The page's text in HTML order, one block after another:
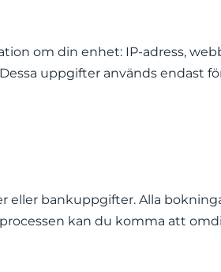
om din enhet: IP-adress,
uppgifter används endast
bankuppgifter. Alla
kan du komma att